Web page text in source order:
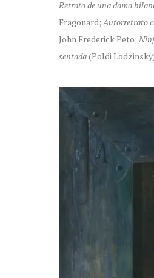
Retrato de una dama
Fragonard; Autorretrato
John Frederick Peto;
sentada(Poldi